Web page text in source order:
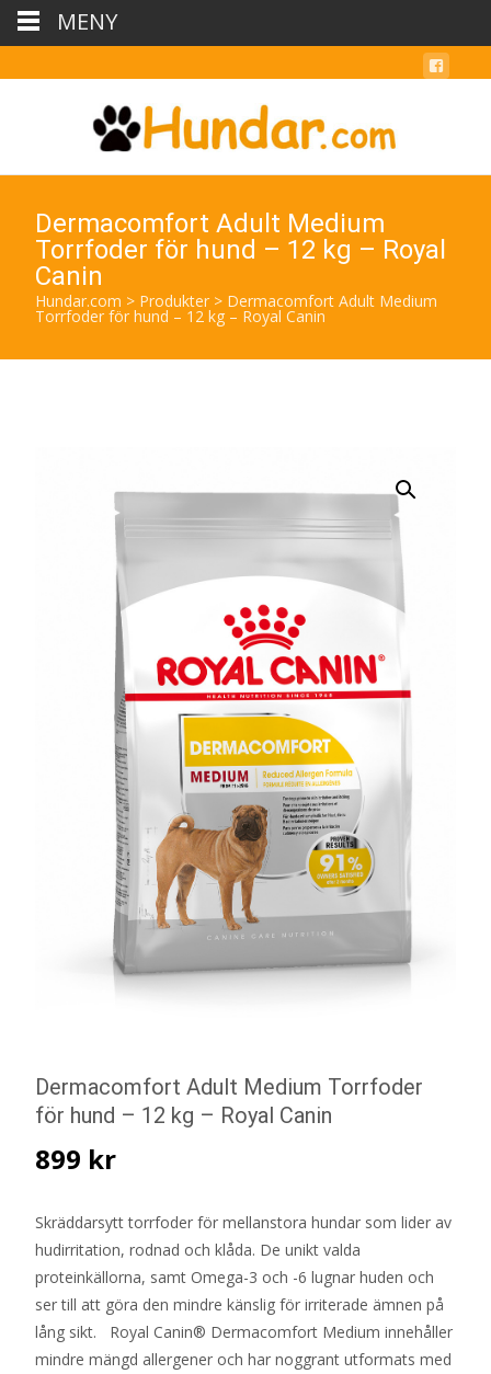
Dermacomfort Adult Medium
Torrfoder för hund – 12 kg – Royal
Canin
Hundar.com > Produkter > Dermacomfort Adult Medium
Torrfoder för hund – 12 kg – Royal Canin
Dermacomfort Adult Medium Torrfoder
för hund – 12 kg – Royal Canin
899 kr
Skräddarsytt torrfoder för mellanstora hundar som lider av
hudirritation, rodnad och klåda. De unikt valda
proteinkällorna, samt Omega-3 och -6 lugnar huden och
ser till att göra den mindre känslig för irriterade ämnen på
lång sikt. Royal Canin® Dermacomfort Medium innehåller
mindre mängd allergener och har noggrant utformats med
MENY